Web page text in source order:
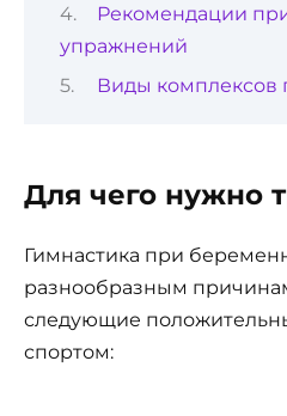
Рекомендации
упражнений
Виды
Для чего нужно
Гимнастика при
разнообразным
следующие
спортом: